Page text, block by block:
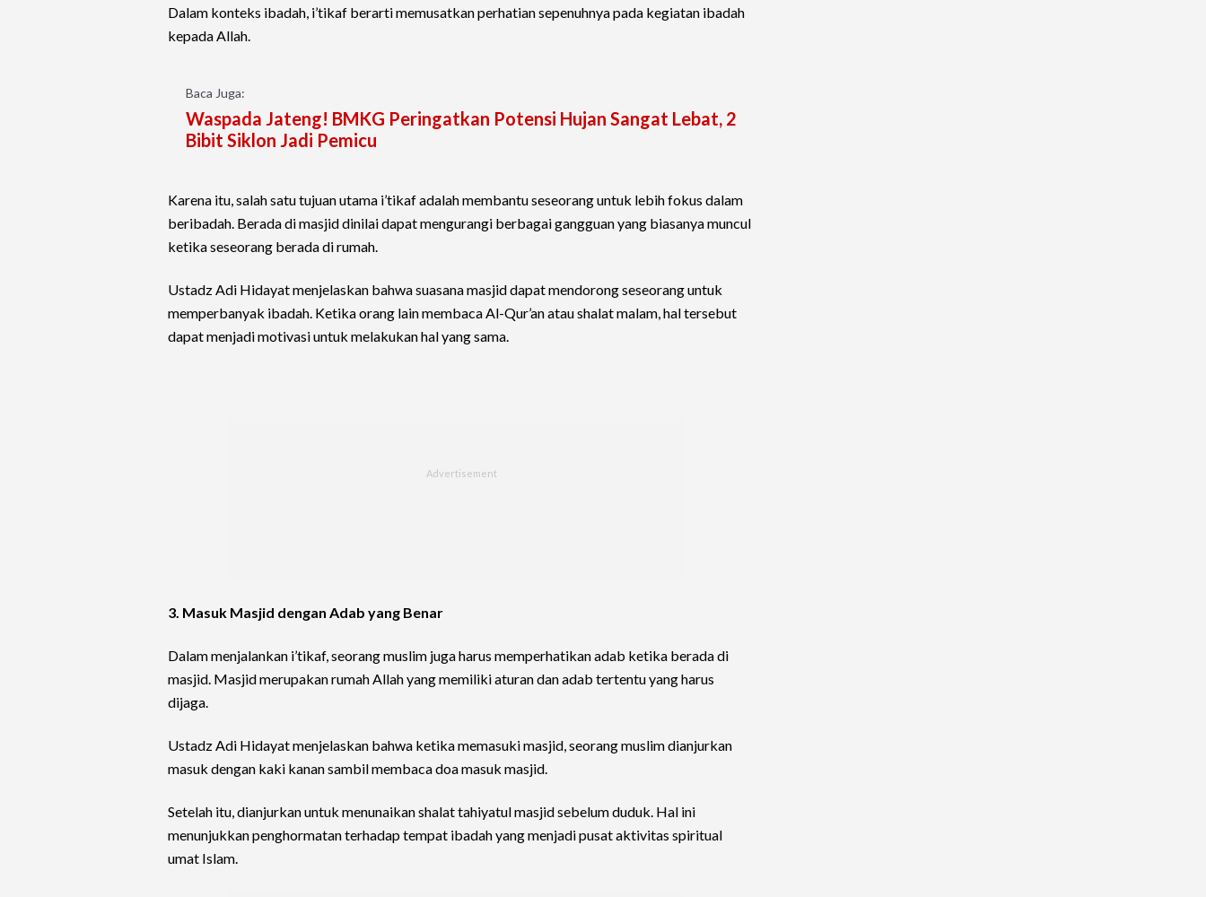
Dalam konteks ibadah, i’tikaf berarti memusatkan perhatian sepenuhnya pada kegiatan ibadah
kepada Allah.
Baca Juga:
Waspada Jateng! BMKG Peringatkan Potensi Hujan Sangat Lebat, 2
Bibit Siklon Jadi Pemicu
Karena itu, salah satu tujuan utama i’tikaf adalah membantu seseorang untuk lebih fokus dalam
beribadah. Berada di masjid dinilai dapat mengurangi berbagai gangguan yang biasanya muncul
ketika seseorang berada di rumah.
Ustadz Adi Hidayat menjelaskan bahwa suasana masjid dapat mendorong seseorang untuk
memperbanyak ibadah. Ketika orang lain membaca Al-Qur’an atau shalat malam, hal tersebut
dapat menjadi motivasi untuk melakukan hal yang sama.
3. Masuk Masjid dengan Adab yang Benar
Dalam menjalankan i’tikaf, seorang muslim juga harus memperhatikan adab ketika berada di
masjid. Masjid merupakan rumah Allah yang memiliki aturan dan adab tertentu yang harus
dijaga.
Ustadz Adi Hidayat menjelaskan bahwa ketika memasuki masjid, seorang muslim dianjurkan
masuk dengan kaki kanan sambil membaca doa masuk masjid.
Setelah itu, dianjurkan untuk menunaikan shalat tahiyatul masjid sebelum duduk. Hal ini
menunjukkan penghormatan terhadap tempat ibadah yang menjadi pusat aktivitas spiritual
umat Islam.